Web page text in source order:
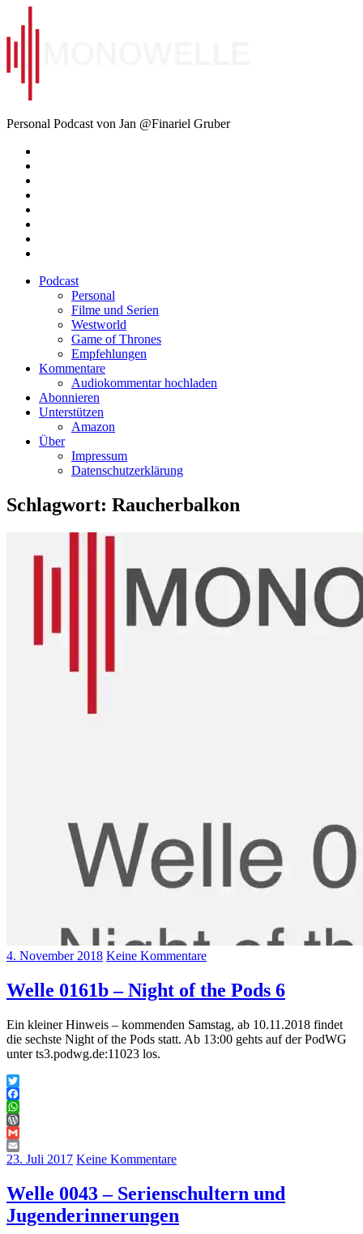
Inhalt
springen
Monowelle
Personal Podcast von Jan @Finariel Gruber
Podcast
Personal
Filme und Serien
Westworld
Game of Thrones
Empfehlungen
Kommentare
Audiokommentar hochladen
Abonnieren
Unterstützen
Amazon
Über
Impressum
Datenschutzerklärung
Schlagwort: Raucherbalkon
4. November 2018 Keine Kommentare
Welle 0161b – Night of the Pods 6
Ein kleiner Hinweis – kommenden Samstag, ab 10.11.2018 findet
die sechste Night of the Pods statt. Ab 13:00 gehts auf der PodWG
unter ts3.podwg.de:11023 los.
Twitter
Facebook
WhatsApp
WordPress
Gmail
Email
23. Juli 2017 Keine Kommentare
Welle 0043 – Serienschultern und
Jugenderinnerungen